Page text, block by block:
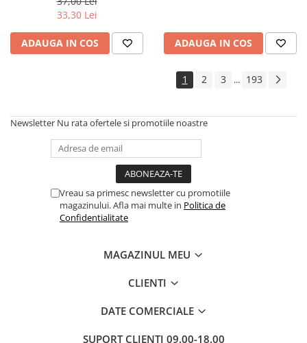
33,30 Lei
ADAUGA IN COS ADAUGA IN COS
1 2 3 ... 193
Newsletter Nu rata ofertele si promotiile noastre
Vreau sa primesc newsletter cu promotiile
magazinului. Afla mai multe in Politica de
Confidentialitate
MAGAZINUL MEU
CLIENTI
DATE COMERCIALE
SUPORT CLIENTI 09.00-18.00